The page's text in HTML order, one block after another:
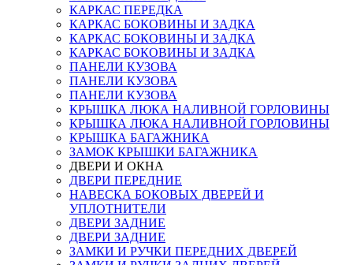
КАРКАС ПЕРЕДКА
КАРКАС БОКОВИНЫ И ЗАДКА
КАРКАС БОКОВИНЫ И ЗАДКА
КАРКАС БОКОВИНЫ И ЗАДКА
ПАНЕЛИ КУЗОВА
ПАНЕЛИ КУЗОВА
ПАНЕЛИ КУЗОВА
КРЫШКА ЛЮКА НАЛИВНОЙ ГОРЛОВИНЫ
КРЫШКА ЛЮКА НАЛИВНОЙ ГОРЛОВИНЫ
КРЫШКА БАГАЖНИКА
ЗАМОК КРЫШКИ БАГАЖНИКА
ДВЕРИ И ОКНА
ДВЕРИ ПЕРЕДНИЕ
НАВЕСКА БОКОВЫХ ДВЕРЕЙ И
УПЛОТНИТЕЛИ
ДВЕРИ ЗАДНИЕ
ДВЕРИ ЗАДНИЕ
ЗАМКИ И РУЧКИ ПЕРЕДНИХ ДВЕРЕЙ